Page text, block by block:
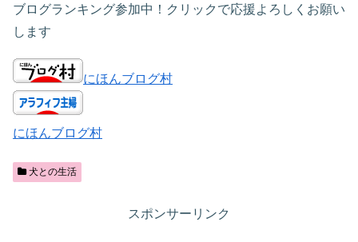
ブログランキング参加中！クリックで応援よろしくお願い
します
にほんブログ村
にほんブログ村
犬との生活
スポンサーリンク